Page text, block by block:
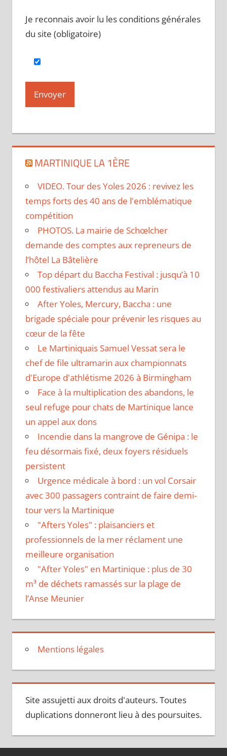
Je reconnais avoir lu les conditions générales
du site (obligatoire)
MARTINIQUE LA 1ÈRE
VIDEO. Tour des Yoles 2026 : revivez les
temps forts des 40 ans de l'emblématique
compétition
PHOTOS. La mairie de Schœlcher
demande des comptes aux repreneurs de
l’hôtel La Bâtelière
Top départ du Baccha Festival : jusqu’à 10
000 festivaliers attendus au Marin
After Yoles, Mercury, Baccha : une
brigade spéciale pour prévenir les risques au
cœur de la fête
Le Martiniquais Samuel Vessat sera le
chef de file ultramarin aux championnats
d'Europe d'athlétisme 2026 à Birmingham
Face à la multiplication des abandons, le
seul refuge pour chats de Martinique lance
un appel aux dons
Incendie dans la mangrove de Génipa : le
feu désormais fixé, deux foyers résiduels
persistent
Urgence médicale à bord : un vol Corsair
avec 300 passagers contraint de faire demi-
tour vers la Martinique
"Afters Yoles" : plaisanciers et
professionnels de la mer réclament une
meilleure organisation
"After Yoles" en Martinique : plus de 30
m³ de déchets ramassés sur la plage de
l’Anse Meunier
Mentions légales
Site assujetti aux droits d'auteurs. Toutes
duplications donneront lieu à des poursuites.